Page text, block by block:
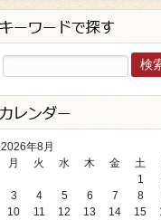
検
索:
2026年8月
月
火 水 木 金 土
1
3
4 5 6 7 8
10
11 12 13 14 15